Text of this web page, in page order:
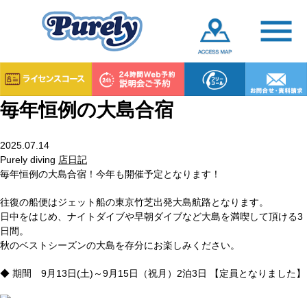
毎年恒例の大島合宿
2025.07.14
Purely diving 店日記
毎年恒例の大島合宿！今年も開催予定となります！
往復の船便はジェット船の東京竹芝出発大島航路となります。
日中をはじめ、ナイトダイブや早朝ダイブなど大島を満喫して頂ける3
日間。
秋のベストシーズンの大島を存分にお楽しみください。
◆ 期間 9月13日(土)～9月15日（祝月）2泊3日 【定員となりました】